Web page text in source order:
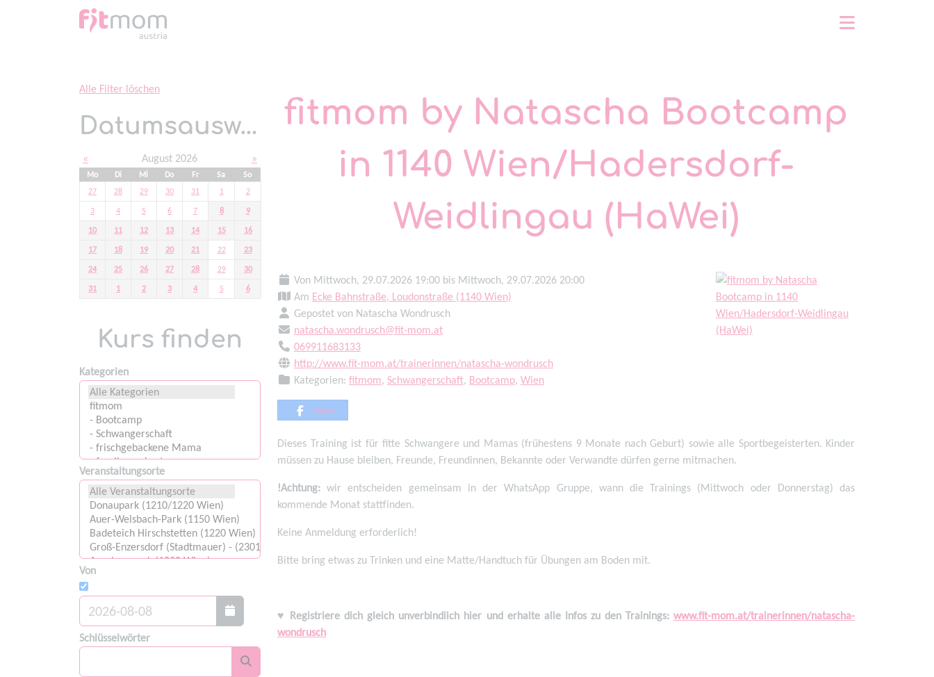
Home
Alle Filter löschen
Datumsauswahl
« August 2026 »
Mo Di Mi Do Fr Sa
So
27
28 29 30 31 1
2
3
4 5 6 7 8
9
10
11 12 13 14 15
16
17
18 19 20 21 22
23
24
25 26 27 28 29
30
31
1 2 3 4 5 6
Kurs finden
Kategorien
Veranstaltungsorte
Von
Schlüsselwörter
fitmom by Natascha Bootcamp
in 1140 Wien/Hadersdorf-
Weidlingau (HaWei)
Von Mittwoch, 29.07.2026 19:00 bis Mittwoch, 29.07.2026 20:00
Am Ecke Bahnstraße, Loudonstraße (1140 Wien)
Gepostet von Natascha Wondrusch
natascha.wondrusch@fit-mom.at
069911683133
http://www.fit-mom.at/trainerinnen/natascha-wondrusch
Kategorien: fitmom, Schwangerschaft, Bootcamp, Wien
Share
Dieses Training ist für fitte Schwangere und Mamas (frühestens 9 Monate nach Geburt) sowie alle Sportbegeisterten. Kinder
müssen zu Hause bleiben, Freunde, Freundinnen, Bekannte oder Verwandte dürfen gerne mitmachen.
!Achtung: wir entscheiden gemeinsam in der WhatsApp Gruppe, wann die Trainings (Mittwoch oder Donnerstag) das
kommende Monat stattfinden.
Keine Anmeldung erforderlich!
Bitte bring etwas zu Trinken und eine Matte/Handtuch für Übungen am Boden mit.
♥ Registriere dich gleich unverbindlich hier und erhalte alle Infos zu den Trainings:www.fit-mom.at/trainerinnen/natascha-
wondrusch